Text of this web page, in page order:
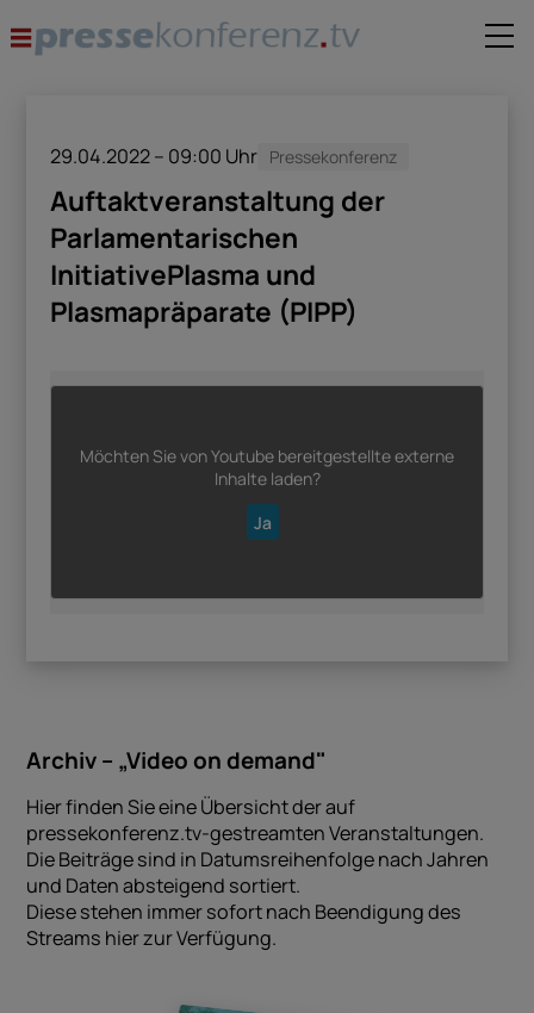
29.04.2022 – 09:00 Uhr Pressekonferenz
Auftaktveranstaltung der
Parlamentarischen
InitiativePlasma und
Plasmapräparate (PIPP)
Möchten Sie vonYoutube bereitgestellte externe
Inhalte laden?
Ja
Archiv – „Video on demand"
Hier finden Sie eine Übersicht der auf
pressekonferenz.tv-gestreamten Veranstaltungen.
Die Beiträge sind in Datumsreihenfolge nach Jahren
und Daten absteigend sortiert.
Diese stehen immer sofort nach Beendigung des
Streams hier zur Verfügung.